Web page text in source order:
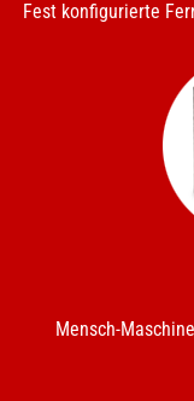
Fest konfigurierte
Mensch-